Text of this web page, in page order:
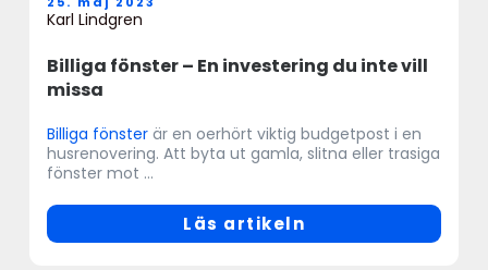
Billiga fönster – En investering du inte vill
missa
Karl Lindgren
Billiga fönster är en oerhört viktig budgetpost i en
husrenovering. Att byta ut gamla, slitna eller trasiga
fönster mot ...
Läs artikeln